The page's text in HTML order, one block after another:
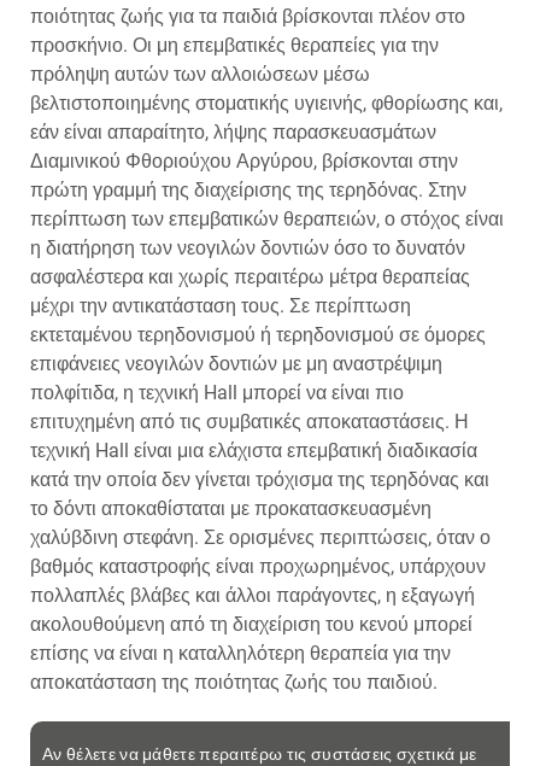
ποιότητας ζωής για τα παιδιά βρίσκονται πλέον στο
προσκήνιο. Οι μη επεμβατικές θεραπείες για την
πρόληψη αυτών των αλλοιώσεων μέσω
βελτιστοποιημένης στοματικής υγιεινής, φθορίωσης και,
εάν είναι απαραίτητο, λήψης παρασκευασμάτων
Διαμινικού Φθοριούχου Αργύρου, βρίσκονται στην
πρώτη γραμμή της διαχείρισης της τερηδόνας. Στην
περίπτωση των επεμβατικών θεραπειών, ο στόχος είναι
η διατήρηση των νεογιλών δοντιών όσο το δυνατόν
ασφαλέστερα και χωρίς περαιτέρω μέτρα θεραπείας
μέχρι την αντικατάσταση τους. Σε περίπτωση
εκτεταμένου τερηδονισμού ή τερηδονισμού σε όμορες
επιφάνειες νεογιλών δοντιών με μη αναστρέψιμη
πολφίτιδα, η τεχνική Hall μπορεί να είναι πιο
επιτυχημένη από τις συμβατικές αποκαταστάσεις. Η
τεχνική Hall είναι μια ελάχιστα επεμβατική διαδικασία
κατά την οποία δεν γίνεται τρόχισμα της τερηδόνας και
το δόντι αποκαθίσταται με προκατασκευασμένη
χαλύβδινη στεφάνη. Σε ορισμένες περιπτώσεις, όταν ο
βαθμός καταστροφής είναι προχωρημένος, υπάρχουν
πολλαπλές βλάβες και άλλοι παράγοντες, η εξαγωγή
ακολουθούμενη από τη διαχείριση του κενού μπορεί
επίσης να είναι η καταλληλότερη θεραπεία για την
αποκατάσταση της ποιότητας ζωής του παιδιού.
Αν θέλετε να μάθετε περαιτέρω τις συστάσεις σχετικά με